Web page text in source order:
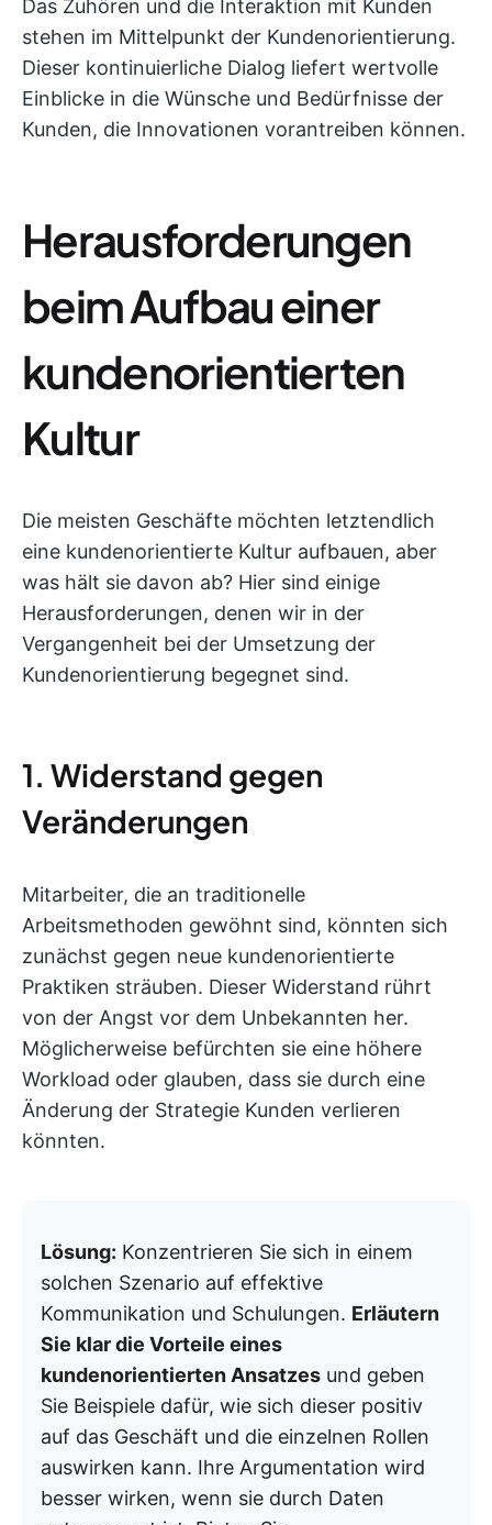
Das Zuhören und die Interaktion mit Kunden
stehen im Mittelpunkt der Kundenorientierung.
Dieser kontinuierliche Dialog liefert wertvolle
Einblicke in die Wünsche und Bedürfnisse der
Kunden, die Innovationen vorantreiben können.
Herausforderungen
beim Aufbau einer
kundenorientierten
Kultur
Die meisten Geschäfte möchten letztendlich
eine kundenorientierte Kultur aufbauen, aber
was hält sie davon ab? Hier sind einige
Herausforderungen, denen wir in der
Vergangenheit bei der Umsetzung der
Kundenorientierung begegnet sind.
1. Widerstand gegen
Veränderungen
Mitarbeiter, die an traditionelle
Arbeitsmethoden gewöhnt sind, könnten sich
zunächst gegen neue kundenorientierte
Praktiken sträuben. Dieser Widerstand rührt
von der Angst vor dem Unbekannten her.
Möglicherweise befürchten sie eine höhere
Workload oder glauben, dass sie durch eine
Änderung der Strategie Kunden verlieren
könnten.
Lösung: Konzentrieren Sie sich in einem
solchen Szenario auf effektive
Kommunikation und Schulungen. Erläutern
Sie klar die Vorteile eines
kundenorientierten Ansatzes und geben
Sie Beispiele dafür, wie sich dieser positiv
auf das Geschäft und die einzelnen Rollen
auswirken kann. Ihre Argumentation wird
besser wirken, wenn sie durch Daten